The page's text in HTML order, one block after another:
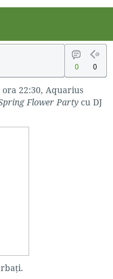
0 0
22:30, Aquarius
Flower Party cu DJ